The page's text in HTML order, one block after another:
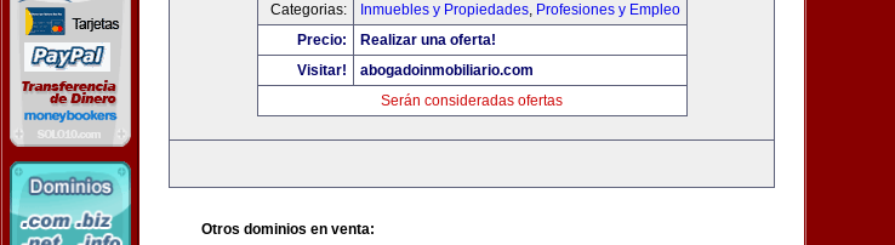
Categorias:
Inmuebles y Propiedades, Profesiones y Empleo
Precio:
Realizar una oferta!
Visitar!
abogadoinmobiliario.com
Serán consideradas ofertas
Otros dominios en venta: